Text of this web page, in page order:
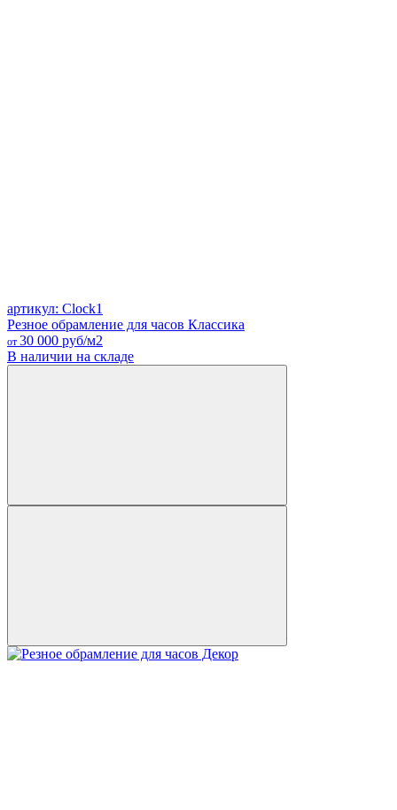
артикул: Clock1
Резное обрамление для часов Классика
от 30 000 руб/м2
В наличии на складе